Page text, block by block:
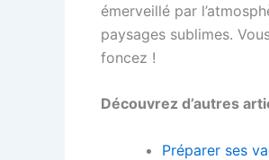
émerveillé par
paysages sublimes.
foncez !
Découvrez d’autres
Préparer ses